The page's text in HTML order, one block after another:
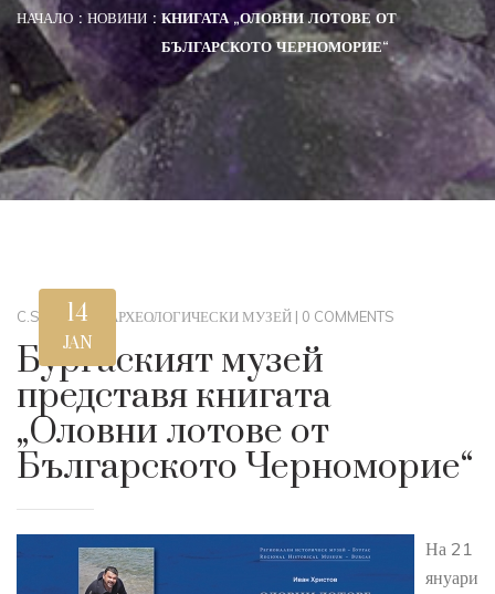
НАЧАЛО НОВИНИ
КНИГАТА „ОЛОВНИ ЛОТОВЕ ОТ
БЪЛГАРСКОТО ЧЕРНОМОРИЕ“
14
JAN
C.STEWART АРХЕОЛОГИЧЕСКИ МУЗЕЙ | 0 COMMENTS
Бургаският музей
представя книгата
„Оловни лотове от
Българското Черноморие“
На 21
януари